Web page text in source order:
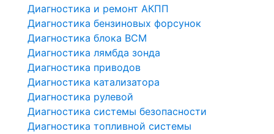
Диагностика и ремонт АКПП
Диагностика бензиновых форсунок
Диагностика блока BCM
Диагностика лямбда зонда
Диагностика приводов
Диагностика катализатора
Диагностика рулевой
Диагностика системы безопасности
Диагностика топливной системы